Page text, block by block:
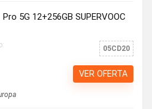
5G 12+256GB SUPERVOOC
05CD20
VER OFERTA